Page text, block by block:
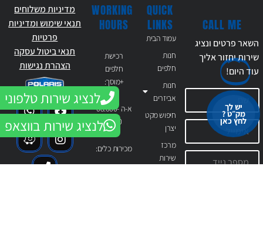
QUICK
LINKS
עמוד הבית
חנות
חלפים
חנות
אביזרים
חיפוש מקט
יצרן
מרכז
שירות
יש לך
מק״ט ?
לחץ כאן
WORKING
HOURS
רכישת
חלפים
+מוסך:
א-ה 08:000-
16:00
מכירות כלים:
CALL ME
השאר פרטים ונציג
שירות יחזור אליך
עודהיום!
לנציג שירות בווצאפ
לנציג שירות טלפוני
מדיניות משלוחים
תנאי שימוש ומדיניות
פרטיות
תנאי ביטול עסקה
הצהרת נגישות